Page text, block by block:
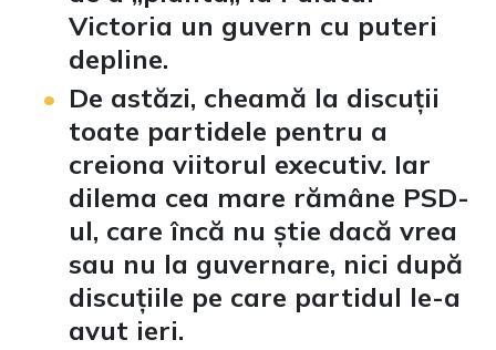
Victoria un guvern cu puteri
depline.
De astăzi, cheamă la discuții
toate partidele pentru a
creiona viitorul executiv. Iar
dilema cea mare rămâne PSD-
ul, care încă nu știe dacă vrea
sau nu la guvernare, nici după
discuțiile pe care partidul le-a
avut ieri.